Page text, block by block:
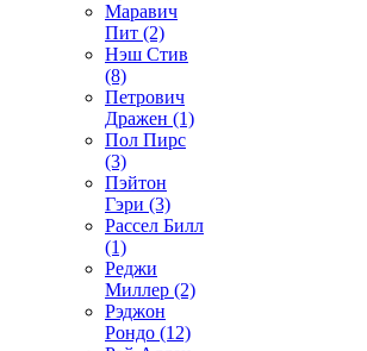
Маравич
Пит (2)
Нэш Стив
(8)
Петрович
Дражен (1)
Пол Пирс
(3)
Пэйтон
Гэри (3)
Рассел Билл
(1)
Реджи
Миллер (2)
Рэджон
Рондо (12)